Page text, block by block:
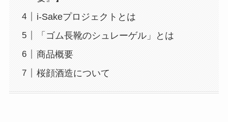
i-Sakeプロジェクトとは
「ゴム長靴のシュレーゲル」とは
商品概要
桜顔酒造について